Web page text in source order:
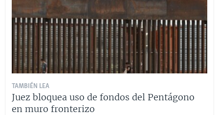
TAMBIÉN LEA
Juez bloquea uso de fondos del Pentágono
en muro fronterizo